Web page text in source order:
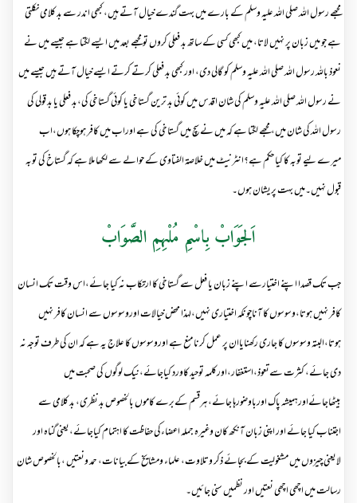
مجھے رسول اللہ صلی اللہ علیہ وسلم کے بارے میں بہت گندے خیال آتے ہیں، کبھی اندر سے بد کلامی نکلتی
ہے جو میں زبان پر نہیں لاتا، میں کبھی کسی کے ساتھ بد فعلی کروں تو مجھے بعد میں ایسے لگتا ہے جیسے میں نے
نعوذ باللہ رسول اللہ صلی اللہ علیہ وسلم کو گالی دی، اور کبھی بد فعلی کرتے کرتے ایسے خیال آتے ہیں جیسے میں
نے رسول اللہ صلی اللہ علیہ وسلم کی شان اقدس میں کوئی بد ترین گستاخی یا کوئی گستاخی کی،بد فعلی یا بد قولی کی
رسول اللہ کی شان میں، مجھے لگتا ہے کہ میں نے سچ میں گستاخی کی ہے اوراب میں کافر ہوچکا ہوں،اب
میرے لیے توبہ کا کیا حکم ہے؟انٹرنیٹ میں خلاصۃ الفتاوی کے حوالے سے لکھا ملا ہے کہ گستاخ کی توبہ
قبول نہیں۔میں بہت پریشان ہوں۔
اَلجَوَابْ بِاسْمِ مُلْہِمِ الصَّوَابْ
جب تک قصدا اپنے اختیارسے اپنے زبان یا فعل سے گستاخی کا ارتکاب نہ کیا جائے،اس وقت تک انسان
کافر نہیں ہوتا،وسوسوں کا آناچونکہ اختیاری نہیں،لہذا محض خیالات اوروسوسوں سے انسان کافر نہیں
ہوتا،البتہ وسوسوں کا جاری رکھنایاان پر عمل کرنا منع ہے اوروسوسوں کا علاج یہ ہے کہ ان کی طرف توجہ نہ
دی جائے، کثرت سےتعوذ،استغفار،اورکلمہ توحید کاورد کیاجائے،نیک لوگوں کی صحبت میں
بیٹھاجائےاورہمیشہ پاک اورباوضورہا جائے،ہرقسم کےبرے کاموں بالخصوص بد نظری، بد کلامی سے
اجتناب کیا جائے اور اپنی زبان آنکھ کان وغیرہ جملہ اعضاءکی حفاظت کا اہتمام کیاجائے،یعنی گناہ اور
لایعنی چیزوں میں مشغولیت کے بجائے ذکر وتلاوت، علماء ومشایخ کےبیانات، حمد ونعتیں ،بالخصوص شان
رسالت میں اچھی اچھی نعتیں اور نظمیں سنی جائیں۔